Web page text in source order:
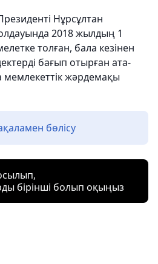
Нұрсұлтан
2018 жылдың 1
толған, бала кезінен
бағып отырған ата-
жәрдемақы
бөлісу
бірінші болып оқыңыз